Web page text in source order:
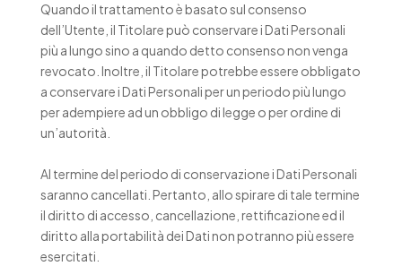
Quando il trattamento è basato sul consenso
dell’Utente, il Titolare può conservare i Dati Personali
più a lungo sino a quando detto consenso non venga
revocato. Inoltre, il Titolare potrebbe essere obbligato
a conservare i Dati Personali per un periodo più lungo
per adempiere ad un obbligo di legge o per ordine di
un’autorità.
Al termine del periodo di conservazione i Dati Personali
saranno cancellati. Pertanto, allo spirare di tale termine
il diritto di accesso, cancellazione, rettificazione ed il
diritto alla portabilità dei Dati non potranno più essere
esercitati.